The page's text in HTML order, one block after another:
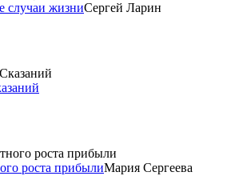
случаи жизниСергей Ларин
роста прибылиМария Сергеева